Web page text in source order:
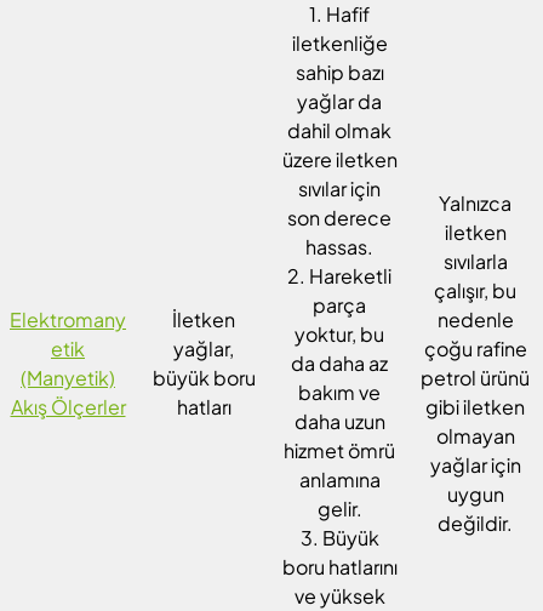
Elektromany
etik
(Manyetik)
Akış Ölçerler
İletken
yağlar,
büyük boru
hatları
1. Hafif
iletkenliğe
sahip bazı
yağlar da
dahil olmak
üzere iletken
sıvılar için
son derece
hassas.
2. Hareketli
parça
yoktur, bu
da daha az
bakım ve
daha uzun
hizmet ömrü
anlamına
gelir.
3. Büyük
boru hatlarını
ve yüksek
Yalnızca
iletken
sıvılarla
çalışır, bu
nedenle
çoğu rafine
petrol ürünü
gibi iletken
olmayan
yağlar için
uygun
değildir.